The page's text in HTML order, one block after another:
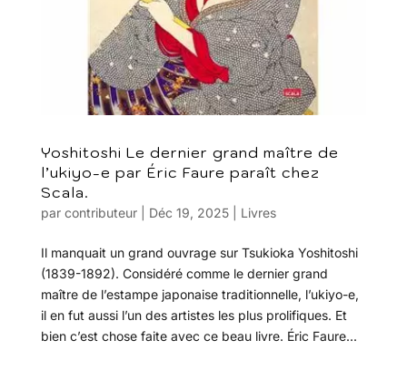
Yoshitoshi Le dernier grand maître de
l’ukiyo-e par Éric Faure paraît chez
Scala.
par contributeur| Déc 19, 2025| Livres
Il manquait un grand ouvrage sur Tsukioka Yoshitoshi
(1839-1892). Considéré comme le dernier grand
maître de l’estampe japonaise traditionnelle, l’ukiyo-e,
il en fut aussi l’un des artistes les plus prolifiques. Et
bien c’est chose faite avec ce beau livre. Éric Faure...